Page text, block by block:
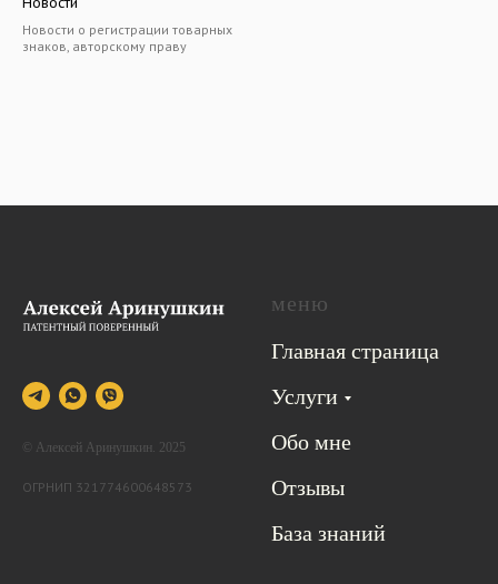
Новости о регистрации товарных
знаков, авторскому праву
© Алексей Аринушкин. 2025
ОГРНИП 321774600648573
меню
Главная страница
Услуги
Обо мне
Отзывы
База знаний